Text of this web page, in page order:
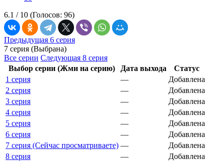
6.1 / 10 (Голосов: 96)
Предыдущая 6 серия
7 серия (Выбрана)
Все серии Следующая 8 серия
Выбор серии (Жми на серию)
Дата выхода
Статус
1 серия
—
Добавлена
2 серия
—
Добавлена
3 серия
—
Добавлена
4 серия
—
Добавлена
5 серия
—
Добавлена
6 серия
—
Добавлена
7 серия (Сейчас просматриваете) —
Добавлена
8 серия
—
Добавлена